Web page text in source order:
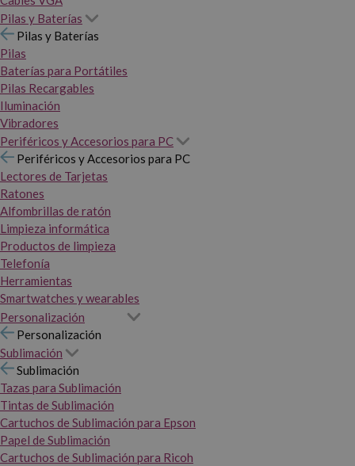
Pilas y Baterías
Pilas y Baterías
Pilas
Baterías para Portátiles
Pilas Recargables
Iluminación
Vibradores
Periféricos y Accesorios para PC
Periféricos y Accesorios para PC
Lectores de Tarjetas
Ratones
Alfombrillas de ratón
Limpieza informática
Productos de limpieza
Telefonía
Herramientas
Smartwatches y wearables
Personalización
Personalización
Sublimación
Sublimación
Tazas para Sublimación
Tintas de Sublimación
Cartuchos de Sublimación para Epson
Papel de Sublimación
Cartuchos de Sublimación para Ricoh